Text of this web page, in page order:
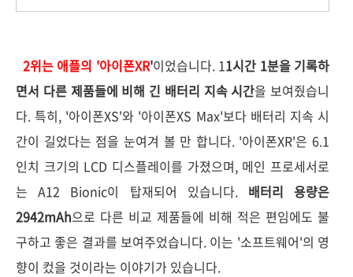
2위는 애플의 '아이폰XR'이었습니다. 11시간 1분을 기록하
면서 다른 제품들에 비해 긴 배터리 지속 시간을 보여줬습니
다. 특히, '아이폰XS'와 '아이폰XS Max'보다 배터리 지속 시
간이 길었다는 점을 눈여겨 볼 만 합니다. '아이폰XR'은 6.1
인치 크기의 LCD 디스플레이를 가졌으며, 메인 프로세서로
는 A12 Bionic이 탑재되어 있습니다. 배터리 용량은
2942mAh으로 다른 비교 제품들에 비해 적은 편임에도 불
구하고 좋은 결과를 보여주었습니다. 이는 '소프트웨어'의 영
향이 컸을 것이라는 이야기가 있습니다.